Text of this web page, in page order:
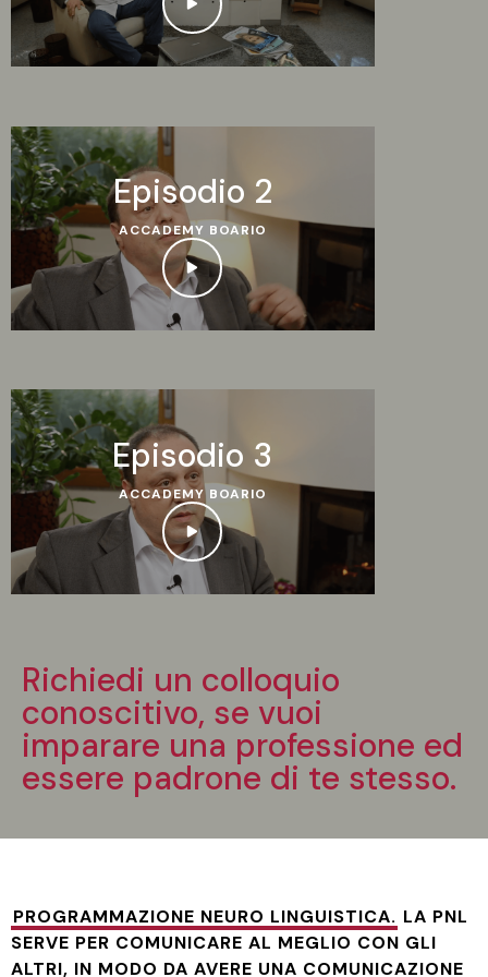
Episodio 2
ACCADEMY BOARIO
Episodio 3
ACCADEMY BOARIO
Richiedi un colloquio
conoscitivo, se vuoi
imparare una professione ed
essere padrone di te stesso.
PROGRAMMAZIONE NEURO LINGUISTICA. LA PNL
SERVE PER COMUNICARE AL MEGLIO CON GLI
ALTRI, IN MODO DA AVERE UNA COMUNICAZIONE